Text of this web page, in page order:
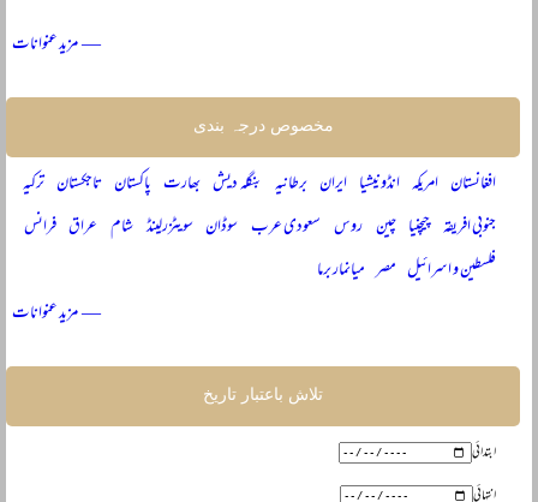
— مزید عنوانات
مخصوص درجہ بندی
افغانستان امریکہ انڈونیشیا ایران برطانیہ بنگلہ دیش بھارت پاکستان تاجکستان ترکیہ
جنوبی افریقہ چیچنیا چین روس سعودی عرب سوڈان سویٹزرلینڈ شام عراق فرانس
فلسطین و اسرائیل مصر میانمار برما
— مزید عنوانات
تلاش باعتبار تاریخ
ابتدائی
انتہائی